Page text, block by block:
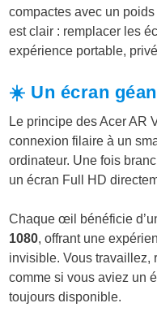
compactes avec un
est clair : remplacer les
expérience portable,
☀️ Un écran
Le principe des Acer AR
connexion filaire à un
ordinateur. Une fois
un écran Full HD
Chaque œil bénéficie
1080, offrant une
invisible. Vous travaillez,
comme si vous aviez un
toujours disponible.